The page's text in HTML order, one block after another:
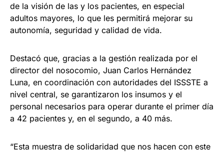
de la visión de las y los pacientes, en especial
adultos mayores, lo que les permitirá mejorar su
autonomía, seguridad y calidad de vida.
Destacó que, gracias a la gestión realizada por el
director del nosocomio, Juan Carlos Hernández
Luna, en coordinación con autoridades del ISSSTE a
nivel central, se garantizaron los insumos y el
personal necesarios para operar durante el primer día
a 42 pacientes y, en el segundo, a 40 más.
“Esta muestra de solidaridad que nos hacen con este